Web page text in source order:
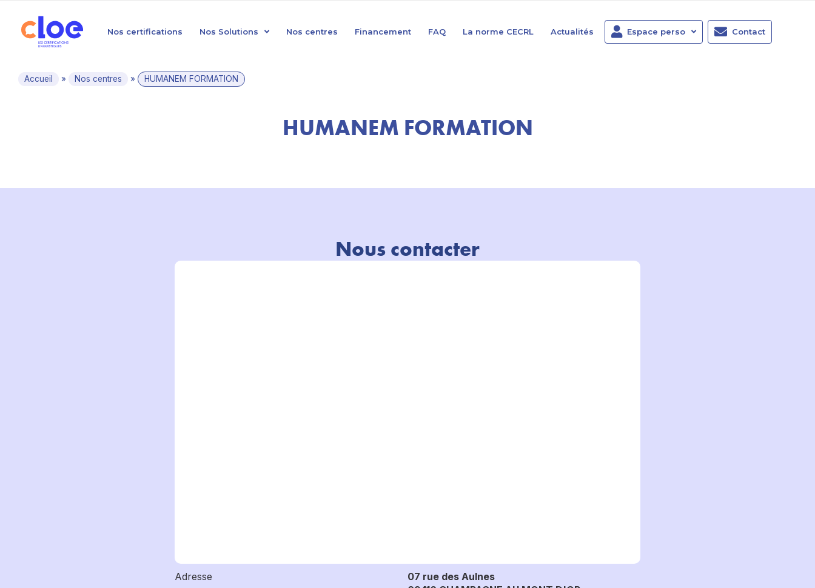
Nos certifications Nos Solutions Nos centres Financement FAQ La norme CECRL Actualités Espace perso Contact
Accueil » Nos centres » HUMANEM FORMATION
HUMANEM FORMATION
Nous contacter
Adresse
07 rue des Aulnes